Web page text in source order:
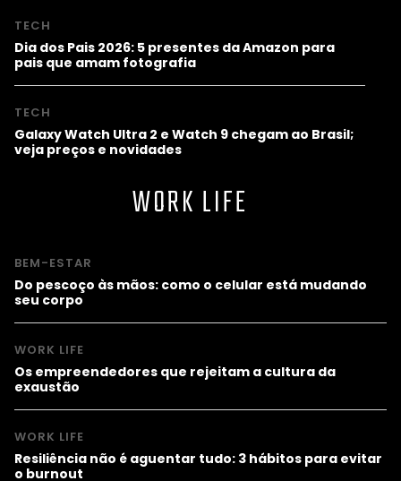
TECH
Dia dos Pais 2026: 5 presentes da Amazon para
pais que amam fotografia
TECH
Galaxy Watch Ultra 2 e Watch 9 chegam ao Brasil;
veja preços e novidades
WORK LIFE
BEM-ESTAR
Do pescoço às mãos: como o celular está mudando
seu corpo
WORK LIFE
Os empreendedores que rejeitam a cultura da
exaustão
WORK LIFE
Resiliência não é aguentar tudo: 3 hábitos para evitar
o burnout